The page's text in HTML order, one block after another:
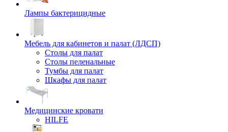
Лампы бактерицидные
Мебель для кабинетов и палат (ЛДСП)
Столы для палат
Столы пеленальные
Тумбы для палат
Шкафы для палат
Медицинские кровати
HILFE